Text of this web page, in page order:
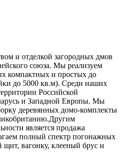
и отделкой загородных дмов
союза. Мы реализуем
компактных и простых до
до 5000 кв.м). Среди наших
Российской
и Западной Европы. Мы
деревянных домо-комплекты
является продажа
полный спектр погонажных
вагонку, клееный брус и